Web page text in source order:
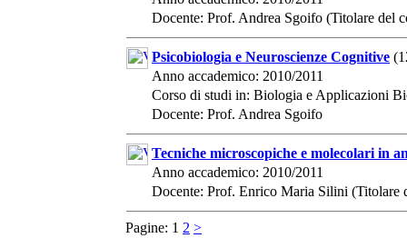
Docente: Prof. Andrea Sgoifo (Titolare del
Psicobiologia e Neuroscienze Cognitive
Anno accademico: 2010/2011
Corso di studi in: Biologia e Applicazioni
Docente: Prof. Andrea Sgoifo
Tecniche microscopiche e molecolari in
Anno accademico: 2010/2011
Docente: Prof. Enrico Maria Silini (Titolare
Pagine: 1 2 >